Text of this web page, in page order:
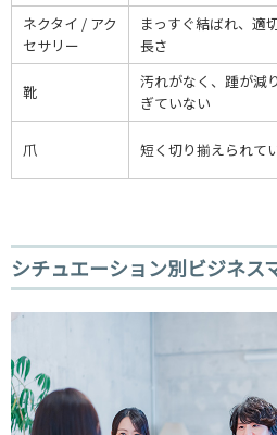
ネクタイ / アク
セサリー
まっすぐ結ばれ、適
長さ
靴
汚れがなく、踵が減
ぎていない
爪 短く切り揃えられて
シチュエーション別ビジネス